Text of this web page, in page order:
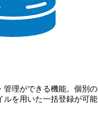
管理ができる機能。個別の
ルを用いた一括登録が可能